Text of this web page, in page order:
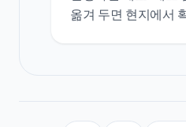
옮겨 두면 현지에서